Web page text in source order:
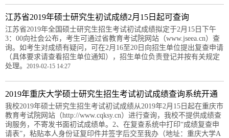
江苏省2019年硕士研究生初试成绩2月15日起可查询
江苏省2019年全国硕士研究生招生考试初试成绩拟定于2月15日下午
3：00向社会公布，考生可通过省教育考试院网站（www.jseea.cn）查
询。如考生对成绩有疑问，可在2月16至20日向招生单位提出复查申请
（具体要求请查看招生单位通知），招生单位负责登记并按有关规定
处理。 2019-02-15 14:27
2019年重庆大学硕士研究生招生考试初试成绩查询系统开通
我校2019年硕士研究生招生考试初试成绩从2019年2月15日起在重庆市
教育考试院网站（http://www.cqksy.cn）进行查询，我校不提供成绩查
询服务，不寄发书面初试成绩单。2、在复查系统中打印“成绩复查申
请表”，粘贴本人身份证复印件并签字后交至我办（地址：重庆大学A